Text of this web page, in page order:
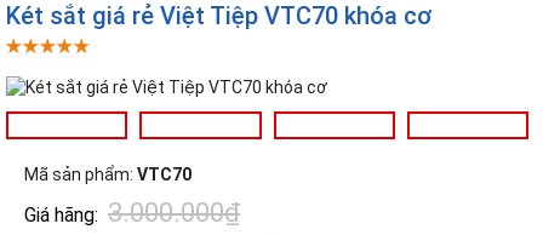
Két sắt giá rẻ Việt Tiệp VTC70 khóa cơ
Mã sản phẩm: VTC70
Giá hãng: 3.000.000₫